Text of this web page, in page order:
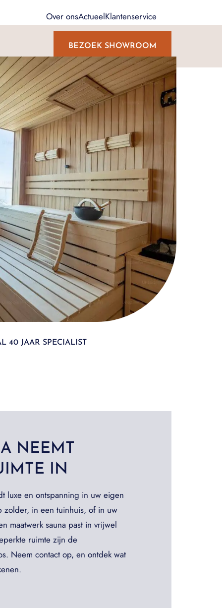
Over onsActueelKlantenservice
BEZOEK SHOWROOM
40 JAAR SPECIALIST
NEEMT
IN
luxe en ontspanning in uw eigen
zolder, in een tuinhuis, of in uw
maatwerk sauna past in vrijwel
ruimte zijn de
Neem contact op, en ontdek wat